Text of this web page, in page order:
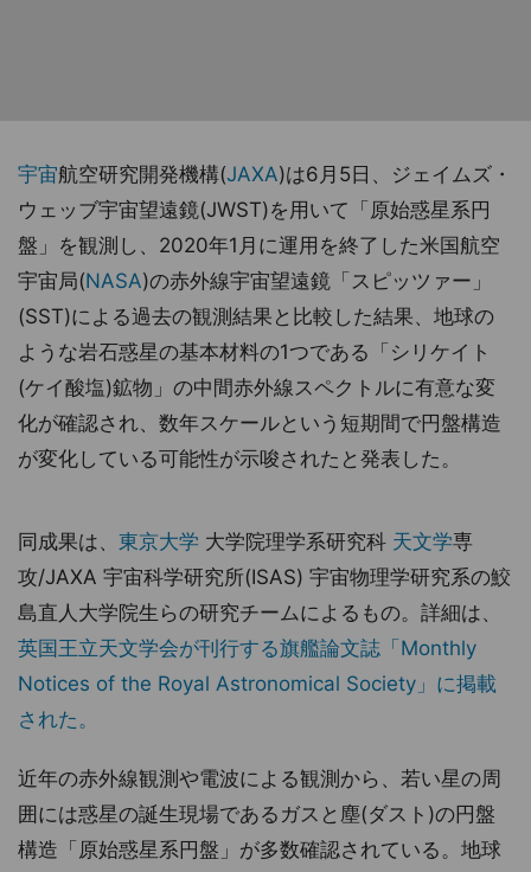
宇宙航空研究開発機構(JAXA)は6月5日、ジェイムズ・
ウェッブ宇宙望遠鏡(JWST)を用いて「原始惑星系円
盤」を観測し、2020年1月に運用を終了した米国航空
宇宙局(NASA)の赤外線宇宙望遠鏡「スピッツァー」
(SST)による過去の観測結果と比較した結果、地球の
ような岩石惑星の基本材料の1つである「シリケイト
(ケイ酸塩)鉱物」の中間赤外線スペクトルに有意な変
化が確認され、数年スケールという短期間で円盤構造
が変化している可能性が示唆されたと発表した。
同成果は、 東京大学 大学院理学系研究科 天文学専
攻/JAXA 宇宙科学研究所(ISAS) 宇宙物理学研究系の鮫
島直人大学院生らの研究チームによるもの。詳細は、
英国王立天文学会が刊行する旗艦論文誌「Monthly
Notices of the Royal Astronomical Society」に掲載
された。
近年の赤外線観測や電波による観測から、若い星の周
囲には惑星の誕生現場であるガスと塵(ダスト)の円盤
構造「原始惑星系円盤」が多数確認されている。地球